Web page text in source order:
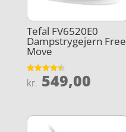
Tefal FV6520E0
Dampstrygejern Free
Move
Vurderet
4.5
kr. 549,00